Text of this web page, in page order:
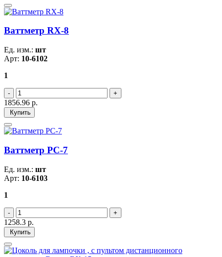
Ваттметр RX-8
Ед. изм.: шт
Арт: 10-6102
1
1856.96 р.
Купить
Ваттметр PC-7
Ед. изм.: шт
Арт: 10-6103
1
1258.3 р.
Купить